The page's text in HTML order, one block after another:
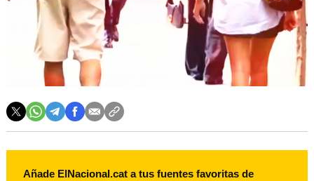
Añade ElNacional.cat a tus fuentes favoritas de